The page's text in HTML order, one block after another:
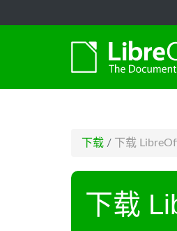
下载 / 下载
下载